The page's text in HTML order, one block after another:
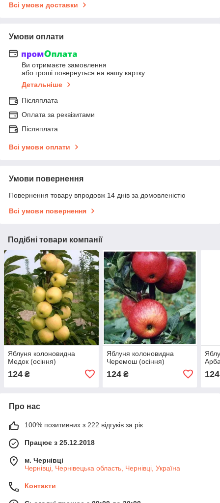
Всі умови доставки
Умови оплати
Ви отримаєте замовлення
або гроші повернуться на вашу картку
Детальніше
Післяплата
Оплата за реквізитами
Післяплата
Всі умови оплати
Умови повернення
Повернення товару впродовж 14 днів за домовленістю
Всі умови повернення
Подібні товари компанії
Яблуня колоновидна
Медок (осіння)
124 ₴
Яблуня колоновидна
Черемош (осіння)
124₴ 124
Про нас
100% позитивних з 222 відгуків за рік
Працює з 25.12.2018
м. Чернівці
Чернівці, Чернівецька область, Чернівці, Україна
Контакти